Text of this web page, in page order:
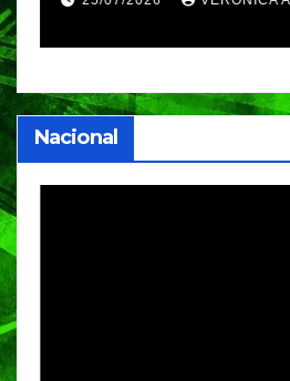
Nacional